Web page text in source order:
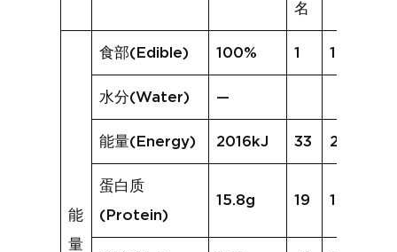
名
能
量
食部(Edible) 100% 1 100%
水分(Water) —
能量(Energy) 2016kJ 33 2090kJ
蛋白质
(Protein)
15.8g 19 15.5g